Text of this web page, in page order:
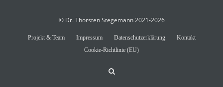
© Dr. Thorsten Stegemann 2021-2026
Projekt & Team Impressum Datenschutzerklärung
Kontakt
Cookie-Richtlinie (EU)